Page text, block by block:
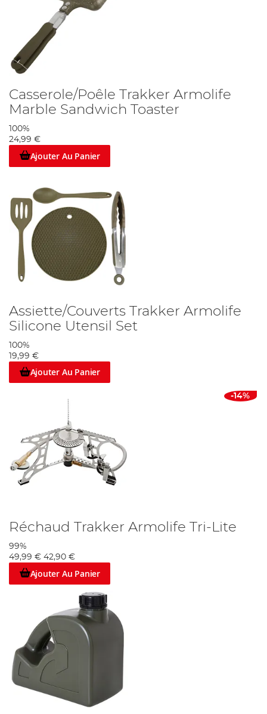
Casserole/Poêle Trakker Armolife
Marble Sandwich Toaster
100%
24,99 €
Ajouter Au Panier
Assiette/Couverts Trakker Armolife
Silicone Utensil Set
100%
19,99 €
Ajouter Au Panier
-14%
Réchaud Trakker Armolife Tri-Lite
99%
49,99 € 42,90 €
Ajouter Au Panier